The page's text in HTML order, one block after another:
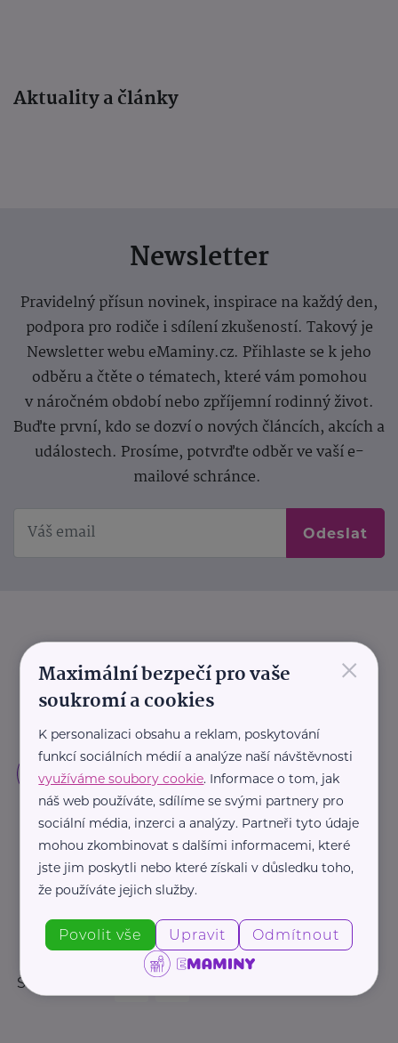
Aktuality a články
Newsletter
Pravidelný přísun novinek, inspirace na každý den,
podpora pro rodiče i sdílení zkušeností. Takový je
Newsletter webu eMaminy.cz. Přihlaste se k jeho
odběru a čtěte o tématech, které vám pomohou
v náročném období nebo zpříjemní rodinný život.
Buďte první, kdo se dozví o nových článcích, akcích a
událostech. Prosíme, potvrďte odběr ve vaší e-
mailové schránce.
Odeslat
Sledujte nás:
×
Maximální bezpečí pro vaše
soukromí a cookies
K personalizaci obsahu a reklam, poskytování
funkcí sociálních médií a analýze naší návštěvnosti
využíváme soubory cookie. Informace o tom, jak
náš web používáte, sdílíme se svými partnery pro
sociální média, inzerci a analýzy. Partneři tyto údaje
mohou zkombinovat s dalšími informacemi, které
jste jim poskytli nebo které získali v důsledku toho,
že používáte jejich služby.
Povolit vše Upravit Odmítnout